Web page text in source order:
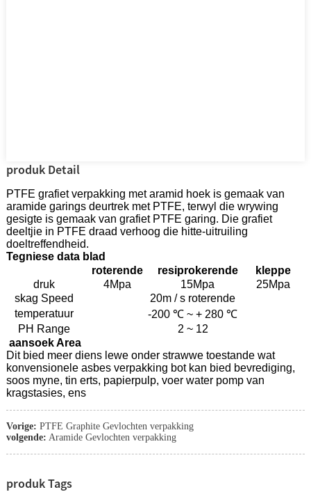
produk Detail
PTFE grafiet verpakking met aramid hoek is gemaak van
aramide garings deurtrek met PTFE, terwyl die wrywing
gesigte is gemaak van grafiet PTFE garing. Die grafiet
deeltjie in PTFE draad verhoog die hitte-uitruiling
doeltreffendheid.
Tegniese data blad
roterende
resiprokerende
kleppe
druk
4Mpa 15Mpa
25Mpa
skag Speed
20m / s roterende
temperatuur
-200 ℃ ~ + 280 ℃
PH Range
2 ~ 12
aansoek Area
Dit bied meer diens lewe onder strawwe toestande wat
konvensionele asbes verpakking bot kan bied bevrediging,
soos myne, tin erts, papierpulp, voer water pomp van
kragstasies, ens
Vorige: PTFE Graphite Gevlochten verpakking
volgende: Aramide Gevlochten verpakking
produk Tags